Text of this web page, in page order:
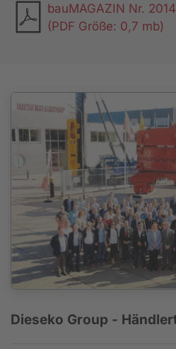
bauMAGAZIN Nr.
(PDF Größe: 0,7 mb)
Dieseko Group -